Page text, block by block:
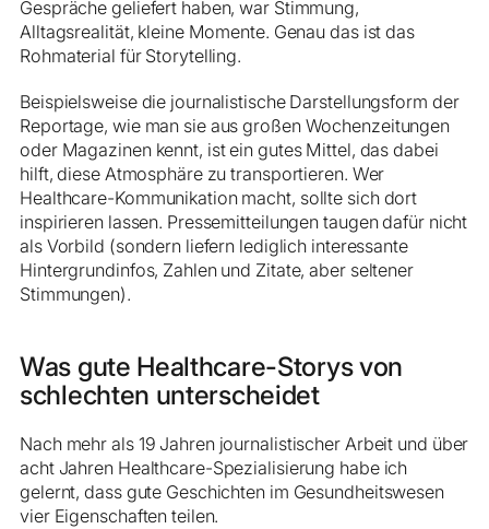
Gespräche geliefert haben, war Stimmung,
Alltagsrealität, kleine Momente. Genau das ist das
Rohmaterial für Storytelling.
Beispielsweise die journalistische Darstellungsform der
Reportage, wie man sie aus großen Wochenzeitungen
oder Magazinen kennt, ist ein gutes Mittel, das dabei
hilft, diese Atmosphäre zu transportieren. Wer
Healthcare-Kommunikation macht, sollte sich dort
inspirieren lassen. Pressemitteilungen taugen dafür nicht
als Vorbild (sondern liefern lediglich interessante
Hintergrundinfos, Zahlen und Zitate, aber seltener
Stimmungen).
Was gute Healthcare-Storys von
schlechten unterscheidet
Nach mehr als 19 Jahren journalistischer Arbeit und über
acht Jahren Healthcare-Spezialisierung habe ich
gelernt, dass gute Geschichten im Gesundheitswesen
vier Eigenschaften teilen.